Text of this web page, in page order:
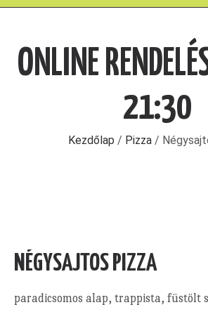
ONLINE
21:30
Kezdőlap / Pizza /
NÉGYSAJTOS PIZZA
paradicsomos alap, trappista, füstölt